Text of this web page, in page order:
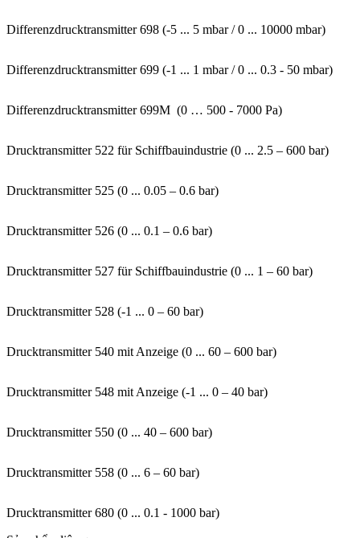
Differenzdrucktransmitter 698 (-5 ... 5 mbar / 0 ... 10000 mbar)
Differenzdrucktransmitter 699 (-1 ... 1 mbar / 0 ... 0.3 - 50 mbar)
Differenzdrucktransmitter 699M (0 … 500 - 7000 Pa)
Drucktransmitter 522 für Schiffbauindustrie (0 ... 2.5 – 600 bar)
Drucktransmitter 525 (0 ... 0.05 – 0.6 bar)
Drucktransmitter 526 (0 ... 0.1 – 0.6 bar)
Drucktransmitter 527 für Schiffbauindustrie (0 ... 1 – 60 bar)
Drucktransmitter 528 (-1 ... 0 – 60 bar)
Drucktransmitter 540 mit Anzeige (0 ... 60 – 600 bar)
Drucktransmitter 548 mit Anzeige (-1 ... 0 – 40 bar)
Drucktransmitter 550 (0 ... 40 – 600 bar)
Drucktransmitter 558 (0 ... 6 – 60 bar)
Drucktransmitter 680 (0 ... 0.1 - 1000 bar)